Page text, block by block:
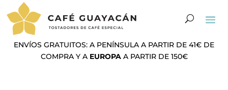
ENVÍOS GRATUITOS: A PENÍNSULA A PARTIR DE 41€ DE
COMPRA Y A EUROPAA PARTIR DE 150€